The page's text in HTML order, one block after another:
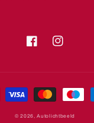
FacebookInstagram
© 2026,Autolichtbeeld